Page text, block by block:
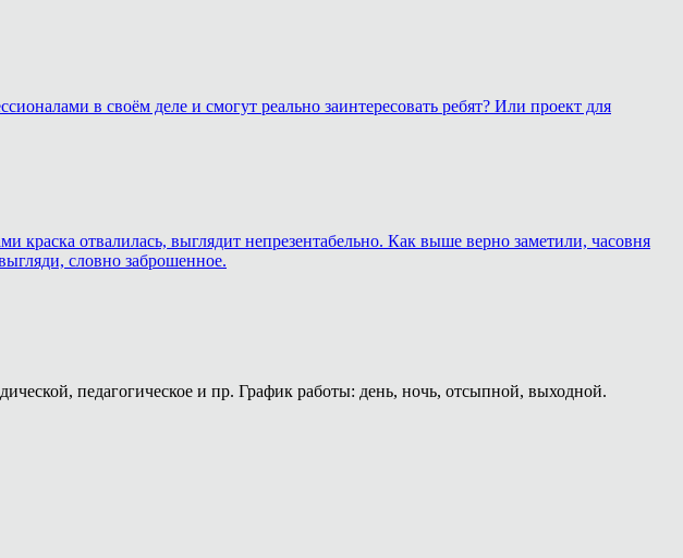
в своём деле и смогут реально заинтересовать ребят? Или проект для
отвалилась, выглядит непрезентабельно. Как выше верно заметили, часовня
словно заброшенное.
педагогическое и пр. График работы: день, ночь, отсыпной, выходной.